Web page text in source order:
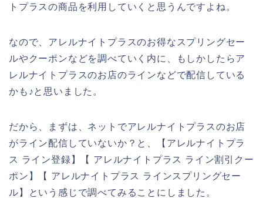
トプラスの商品を利用していくと思うんですよね。
なので、アレルナイトプラスのお得なスプリングセー
ルやクーポンなどを調べていく内に、もしかしたらア
レルナイトプラスのお店のラインなどで配信している
かも♪と思いました。
だから、まずは、ネットでアレルナイトプラスのお店
がライン配信していないか？と、【アレルナイトプラ
ス ライン登録】【 アレルナイトプラス ライン割引クー
ポン】【 アレルナイトプラス ラインスプリングセー
ル】という感じで調べてみることにしました。